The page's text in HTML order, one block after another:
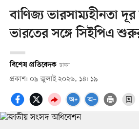
বাণিজ্য ভারসাম্যহীনতা
ভারতের সঙ্গে সিইপিএ
বিশেষ প্রতিবেদক ঢাকা
প্রকাশ: ০৯ জুলাই ২০২৬, ১৪: ১৯